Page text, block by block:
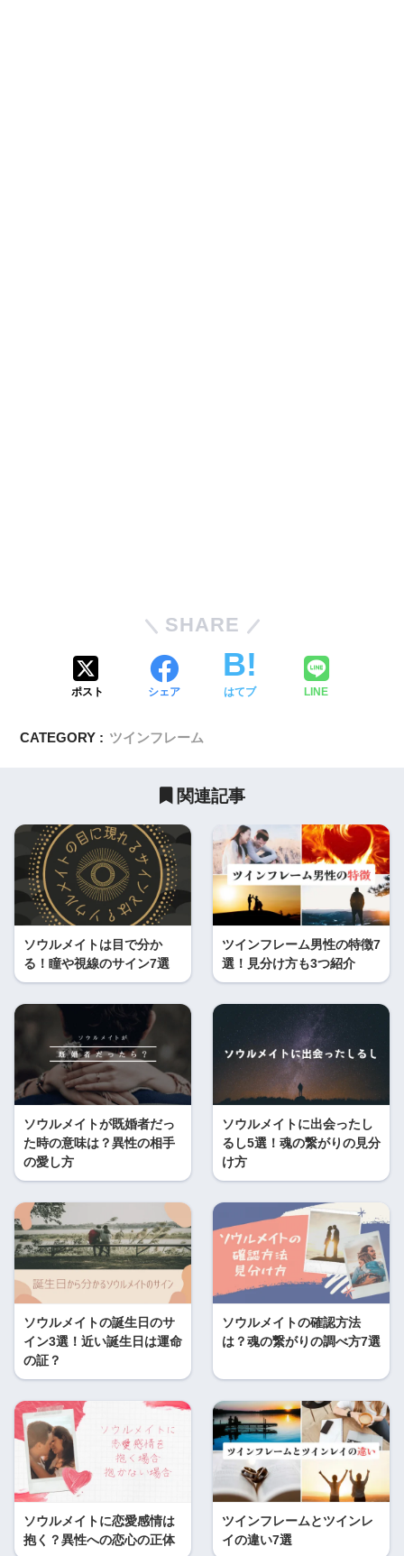
SHARE
ポスト シェア はてブ LINE
CATEGORY : ツインフレーム
関連記事
ソウルメイトは目で分か
る！瞳や視線のサイン7選
ツインフレーム男性の特徴7
選！見分け方も3つ紹介
ソウルメイトが既婚者だっ
た時の意味は？異性の相手
の愛し方
ソウルメイトに出会ったし
るし5選！魂の繋がりの見分
け方
ソウルメイトの誕生日のサ
イン3選！近い誕生日は運命
の証？
ソウルメイトの確認方法
は？魂の繋がりの調べ方7選
ソウルメイトに恋愛感情は
抱く？異性への恋心の正体
ツインフレームとツインレ
イの違い7選